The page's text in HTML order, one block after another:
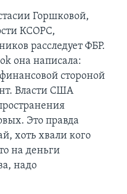
Горшковой,
КСОРС,
расследует ФБР.
она написала:
стороной
Власти США
Это правда
хоть хвали кого
на деньги
надо